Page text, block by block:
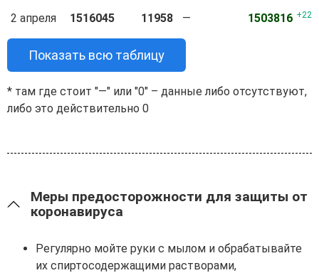
2 апреля 1516045 11958 — 1503816 22
Показать всю таблицу
* там где стоит "—" или "0" – данные либо отсутствуют,
либо это действительно 0
Меры предосторожности для защиты от
коронавируса
Регулярно мойте руки с мылом и обрабатывайте
их спиртосодержащими растворами,